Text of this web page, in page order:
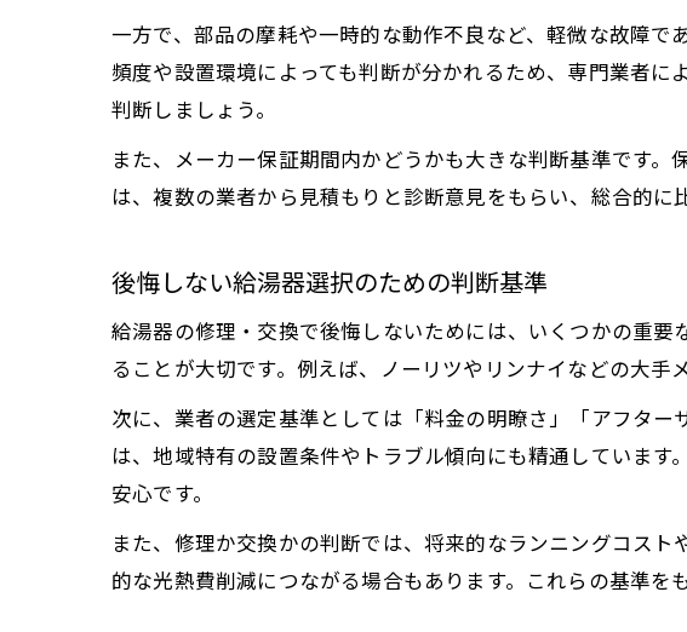
一方で、部品の摩耗や一時的な動作不良など、軽微な故障
頻度や設置環境によっても判断が分かれるため、専門業者
判断しましょう。
また、メーカー保証期間内かどうかも大きな判断基準です
は、複数の業者から見積もりと診断意見をもらい、総合的に
後悔しない給湯器選択のための判断基準
給湯器の修理・交換で後悔しないためには、いくつかの重
ることが大切です。例えば、ノーリツやリンナイなどの大手
次に、業者の選定基準としては「料金の明瞭さ」「アフタ
は、地域特有の設置条件やトラブル傾向にも精通していま
安心です。
また、修理か交換かの判断では、将来的なランニングコス
的な光熱費削減につながる場合もあります。これらの基準を